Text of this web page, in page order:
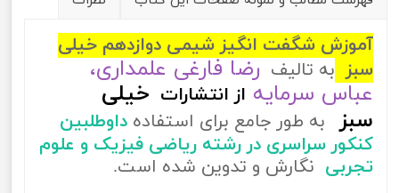
آموزش شگفت انگیز شیمی دوازدهم خیلی
سبز به تالیف رضا فارغی علمداری،
عباس سرمایه از انتشارات خیلی
سبز به طور جامع برای استفاده داوطلبین
کنکور سراسری در رشته ریاضی فیزیک و علوم
تجربی نگارش و تدوین شده است.